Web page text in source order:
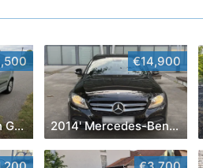
2006' Volkswagen Golf Plus
€14,900
2014' Mercedes-Benz C-Klasa 220 Cdi